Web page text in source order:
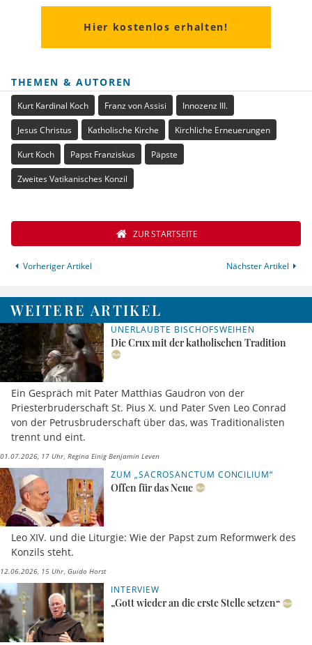
Hier kostenlos erhalten!
THEMEN & AUTOREN
Kurt Kardinal Koch Franz von Assisi Innozenz III.
Jesus Christus Katholische Kirche Kirchliche Erneuerungen
Kurt Koch Papst Franziskus Päpste
Zweites Vatikanisches Konzil
Vorheriger Artikel
ZUR STARTSEITE
Nächster Artikel
WEITERE ARTIKEL
UNERLAUBTE BISCHOFSWEIHEN
Die Crux mit der katholischen Tradition
Ein Gespräch mit Pater Matthias Gaudron von der
Priesterbruderschaft St. Pius X. und Pater Sven Leo Conrad
von der Petrusbruderschaft über das, was Traditionalisten
trennt und eint.
01.07.2026, 17 Uhr Regina Einig Benjamin Leven
ZUM „SACROSANCTUM CONCILIUM“
Offen für das Neue
Leo XIV. und die Liturgie: Wie der Papst zum Reformwerk des
Konzils steht.
12.06.2026, 15 Uhr Guido Horst
INTERVIEW
„Gott wieder an die erste Stelle setzen“